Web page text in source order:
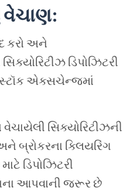
વેચાણ:
કરો અને
ડિપોઝિટરી
સ્ટૉક એક્સચેન્જમાં
સિક્યોરિટીઝની
બ્રોકરના ક્લિયરિંગ
ડિપોઝિટરી
આપવાની જરૂર છે